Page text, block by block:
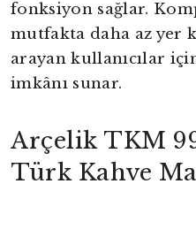
fonksiyon sağlar.
mutfakta daha az yer
arayan kullanıcılar
imkânı sunar.
Arçelik TKM
Türk Kahve